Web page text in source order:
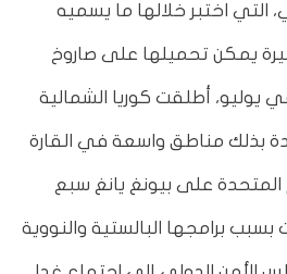
التي اختبر خلالها ما يسميه
يمكن تحميلها على صاروخ
يوليو، أطلقت كوريا الشمالية
بذلك مناطق واسعة في القارة
المتحدة على بيونغ يانغ سبع
برامجها البالستية والنووية